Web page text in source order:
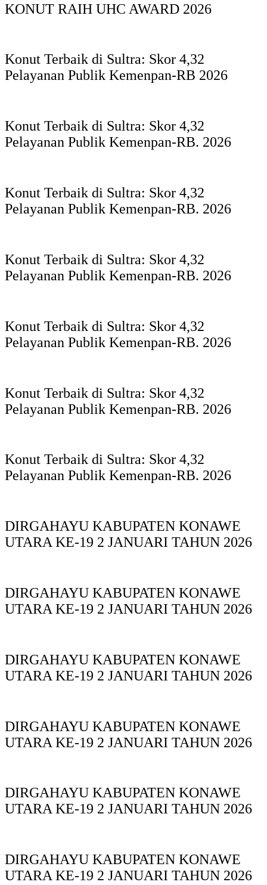
KONUT RAIH UHC AWARD 2026
Konut Terbaik di Sultra: Skor 4,32
Pelayanan Publik Kemenpan-RB 2026
Konut Terbaik di Sultra: Skor 4,32
Pelayanan Publik Kemenpan-RB. 2026
Konut Terbaik di Sultra: Skor 4,32
Pelayanan Publik Kemenpan-RB. 2026
Konut Terbaik di Sultra: Skor 4,32
Pelayanan Publik Kemenpan-RB. 2026
Konut Terbaik di Sultra: Skor 4,32
Pelayanan Publik Kemenpan-RB. 2026
Konut Terbaik di Sultra: Skor 4,32
Pelayanan Publik Kemenpan-RB. 2026
Konut Terbaik di Sultra: Skor 4,32
Pelayanan Publik Kemenpan-RB. 2026
DIRGAHAYU KABUPATEN KONAWE
UTARA KE-19 2 JANUARI TAHUN 2026
DIRGAHAYU KABUPATEN KONAWE
UTARA KE-19 2 JANUARI TAHUN 2026
DIRGAHAYU KABUPATEN KONAWE
UTARA KE-19 2 JANUARI TAHUN 2026
DIRGAHAYU KABUPATEN KONAWE
UTARA KE-19 2 JANUARI TAHUN 2026
DIRGAHAYU KABUPATEN KONAWE
UTARA KE-19 2 JANUARI TAHUN 2026
DIRGAHAYU KABUPATEN KONAWE
UTARA KE-19 2 JANUARI TAHUN 2026